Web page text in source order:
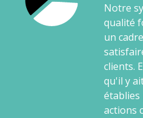
Notre
qualité
un
clients.
qu'il y
actions